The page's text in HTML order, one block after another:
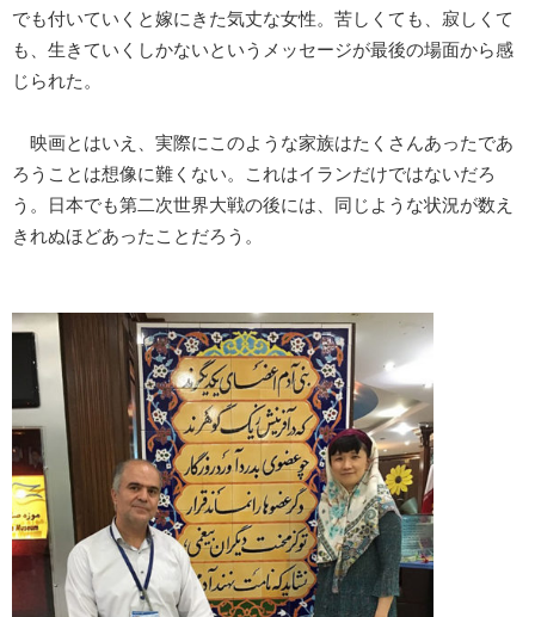
でも付いていくと嫁にきた気丈な女性。苦しくても、寂しくて
も、生きていくしかないというメッセージが最後の場面から感
じられた。
映画とはいえ、実際にこのような家族はたくさんあったであ
ろうことは想像に難くない。これはイランだけではないだろ
う。日本でも第二次世界大戦の後には、同じような状況が数え
きれぬほどあったことだろう。